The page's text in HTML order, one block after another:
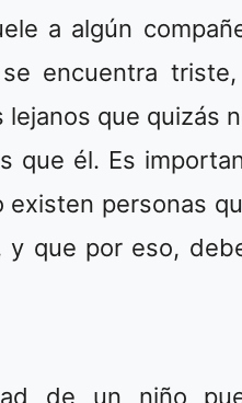
a algún
encuentra
que quizás
que él. Es
personas
que por eso,
de un niño